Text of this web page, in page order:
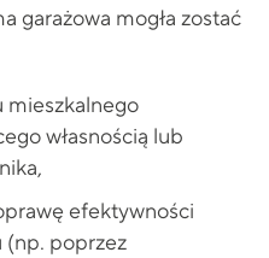
garażowa mogła zostać
własnością lub
efektywności
poprzez